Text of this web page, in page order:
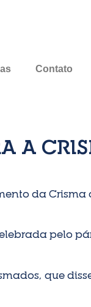
Contato
A
da Crisma
pelo
que